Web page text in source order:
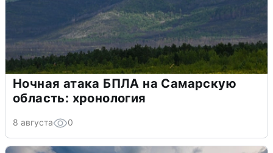
Ночная атака БПЛА на Самарскую
область: хронология
8 августа 0